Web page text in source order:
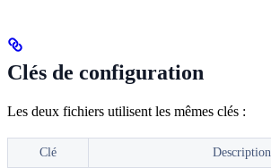
Clés de configuration
Les deux fichiers utilisent les mêmes clés :
Clé Description